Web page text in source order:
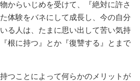
からいじめを受けて、『絶対に許さ
体験をバネにして成長し、今の自分
る人は、たまに思い出して苦い気持
根に持つ』とか『復讐する』とまで
つことによって何らかのメリットが